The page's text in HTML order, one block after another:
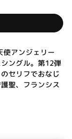
使アンジェリー
ングル。第12弾
セリフでおなじ
聖、フランシス